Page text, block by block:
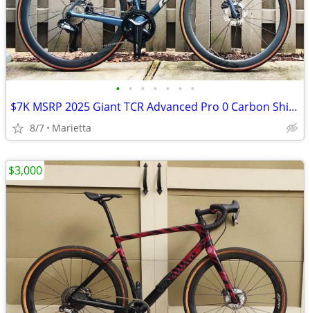
• • • • • • •
$7K MSRP 2025 Giant TCR Advanced Pro 0 Carbon Shimano Ultegra di2 2x12 SLR Med
8/7 Marietta
$3,000